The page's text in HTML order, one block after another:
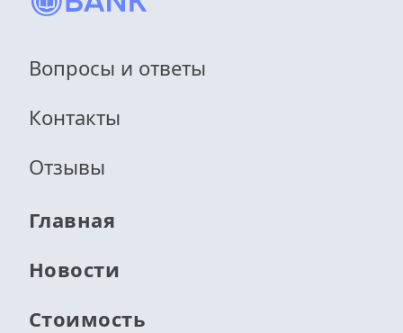
Вопросы и ответы
Контакты
Отзывы
Главная
Новости
Стоимость